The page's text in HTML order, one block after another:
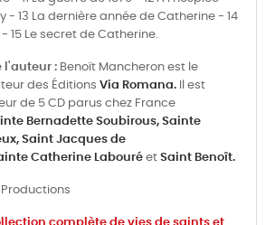
- 13 La dernière année de Catherine - 14
15 Le secret de Catherine.
l'auteur : Benoït Mancheron est le
des Éditions Via Romana. Il est
de 5 CD parus chez France
Bernadette Soubirous, Sainte
Saint Jacques de
Catherine Labouré et Saint Benoît.